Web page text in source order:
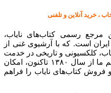
، خرید آنلاین و تلفنی
مرجع رسمی کتاب‌های نایاب،
است. که با آرشیوی غنی از
کلکسیونی و تاریخی در خدمت
دوست‌داران فرهنگ و ادب هستیم ما از سال ۱۳۸۰ تاکنون، امکان
فروش کتاب‌های نایاب را فراهم